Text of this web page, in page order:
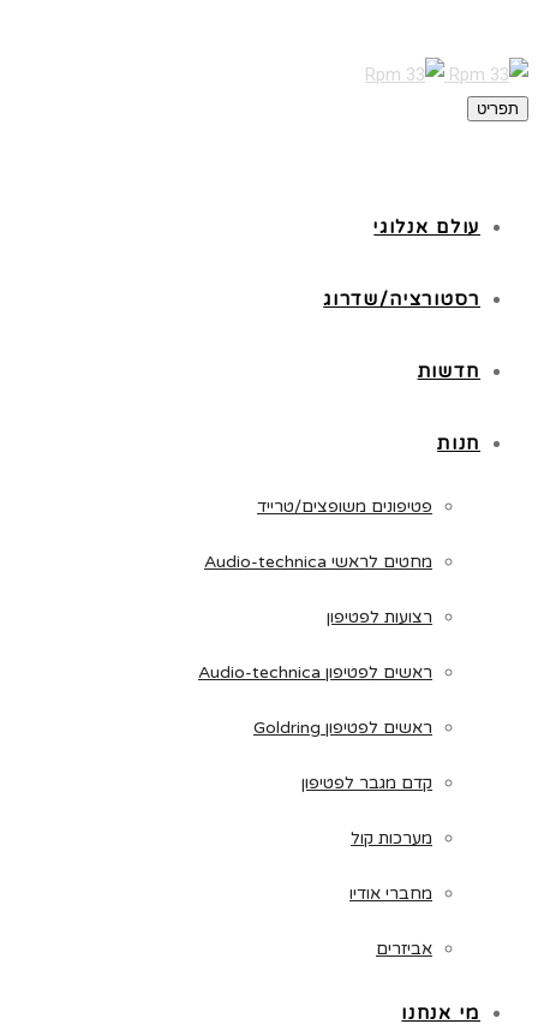
תפריט
עולם אנלוגי
רסטורציה/שדרוג
חדשות
חנות
פטיפונים משופצים/טרייד
מחטים לראשי Audio-technica
רצועות לפטיפון
ראשים לפטיפון Audio-technica
ראשים לפטיפון Goldring
קדם מגבר לפטיפון
מערכות קול
מחברי אודיו
אביזרים
מי אנחנו